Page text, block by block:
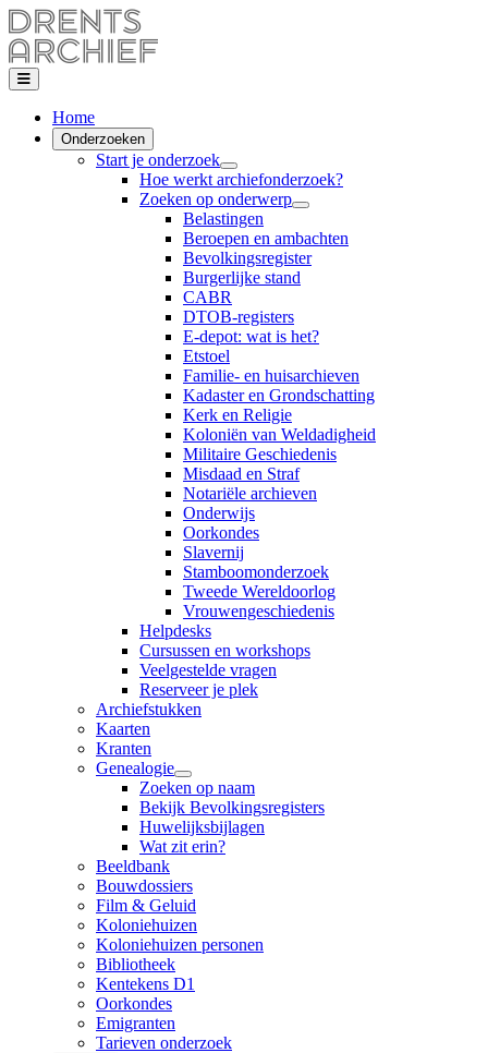
Home
Onderzoeken
Start je onderzoek
Hoe werkt archiefonderzoek?
Zoeken op onderwerp
Belastingen
Beroepen en ambachten
Bevolkingsregister
Burgerlijke stand
CABR
DTOB-registers
E-depot: wat is het?
Etstoel
Familie- en huisarchieven
Kadaster en Grondschatting
Kerk en Religie
Koloniën van Weldadigheid
Militaire Geschiedenis
Misdaad en Straf
Notariële archieven
Onderwijs
Oorkondes
Slavernij
Stamboomonderzoek
Tweede Wereldoorlog
Vrouwengeschiedenis
Helpdesks
Cursussen en workshops
Veelgestelde vragen
Reserveer je plek
Archiefstukken
Kaarten
Kranten
Genealogie
Zoeken op naam
Bekijk Bevolkingsregisters
Huwelijksbijlagen
Wat zit erin?
Beeldbank
Bouwdossiers
Film & Geluid
Koloniehuizen
Koloniehuizen personen
Bibliotheek
Kentekens D1
Oorkondes
Emigranten
Tarieven onderzoek